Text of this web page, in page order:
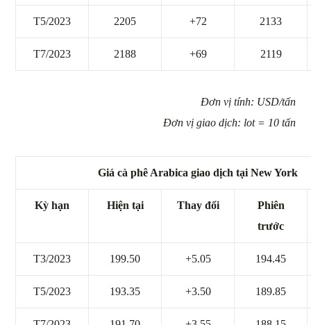
T5/2023 2205 +72 2133
T7/2023 2188 +69 2119
Đơn vị tính: USD/tấn
Đơn vị giao dịch: lot = 10 tấn
Giá cà phê Arabica giao dịch tại New York
Kỳ hạn Hiện tại Thay đổi
Phiên
trước
T3/2023 199.50 +5.05 194.45
T5/2023 193.35 +3.50 189.85